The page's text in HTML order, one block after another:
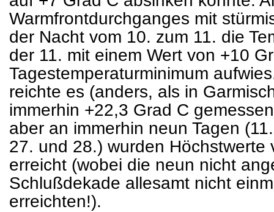
Warmfrontdurchganges mit
der Nacht vom 10. zum 11. die
der 11. mit einem Wert von +10
Tagestemperaturminimum
reichte es (anders, als in
immerhin +22,3 Grad C
aber an immerhin neun Tagen
27. und 28.) wurden Höchstwerte
erreicht (wobei die neun nicht
Schlußdekade allesamt nicht
erreichten!).